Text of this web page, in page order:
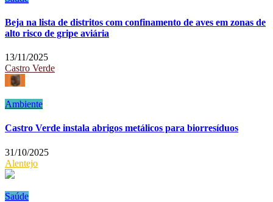
Beja na lista de distritos com confinamento de aves em zonas de
alto risco de gripe aviária
13/11/2025
Castro Verde
Ambiente
Castro Verde instala abrigos metálicos para biorresíduos
31/10/2025
Alentejo
Saúde